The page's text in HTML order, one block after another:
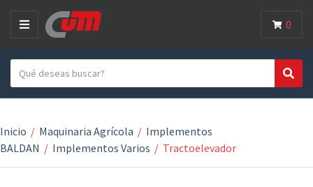
M
U
Search text
Search
0
Inicio / Maquinaria Agrícola / Implementos
BALDAN / Implementos Varios / Tractoelevador